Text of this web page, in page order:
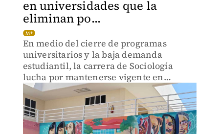
en universidades que la
eliminan po...
En medio del cierre de programas
universitarios y la baja demanda
estudiantil, la carrera de Sociología
lucha por mantenerse vigente en
México.